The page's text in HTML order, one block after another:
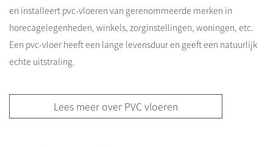
en installeert pvc-vloeren van gerenommeerde merken in
horecagelegenheden, winkels, zorginstellingen, woningen, etc.
Een pvc-vloer heeft een lange levensduur en geeft een natuurlijk
echte uitstraling.
Lees meer over PVC vloeren